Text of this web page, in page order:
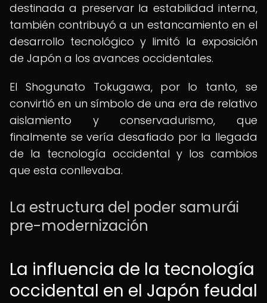
destinada a preservar la estabilidad interna,
también contribuyó a un estancamiento en el
desarrollo tecnológico y limitó la exposición
de Japón a los avances occidentales.
El Shogunato Tokugawa, por lo tanto, se
convirtió en un símbolo de una era de relativo
aislamiento y conservadurismo, que
finalmente se vería desafiado por la llegada
de la tecnología occidental y los cambios
que esta conllevaba.
La estructura del poder samurái
pre-modernización
La influencia de la tecnología
occidental en el Japón feudal